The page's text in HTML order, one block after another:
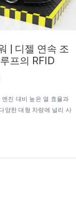
| 디젤 연속 조
프의 RFID
엔진 대비 높은 열 효율과
양한 대형 차량에 널리 사